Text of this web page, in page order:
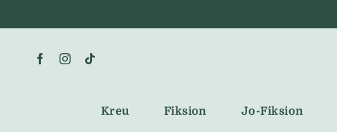
to
content
Kreu Fiksion Jo-Fiksion